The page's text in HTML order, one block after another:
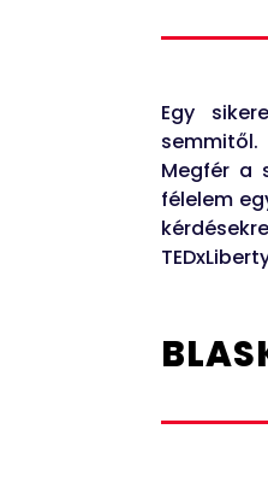
Egy
Megfér a
félelem